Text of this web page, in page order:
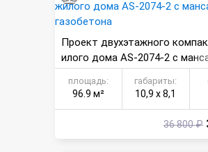
Проект двухэтажного
илого дома AS-2074-2 с
газобетона
площадь:
96.9 м²
габариты:
10,9 х 8,1
36 800 ₽